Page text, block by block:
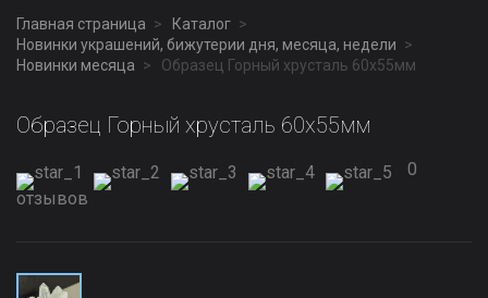
Главная страница
Каталог
Новинки украшений, бижутерии дня, месяца, недели
Новинки месяца
Образец Горный хрусталь 60x55мм
Образец Горный хрусталь 60x55мм
0
отзывов